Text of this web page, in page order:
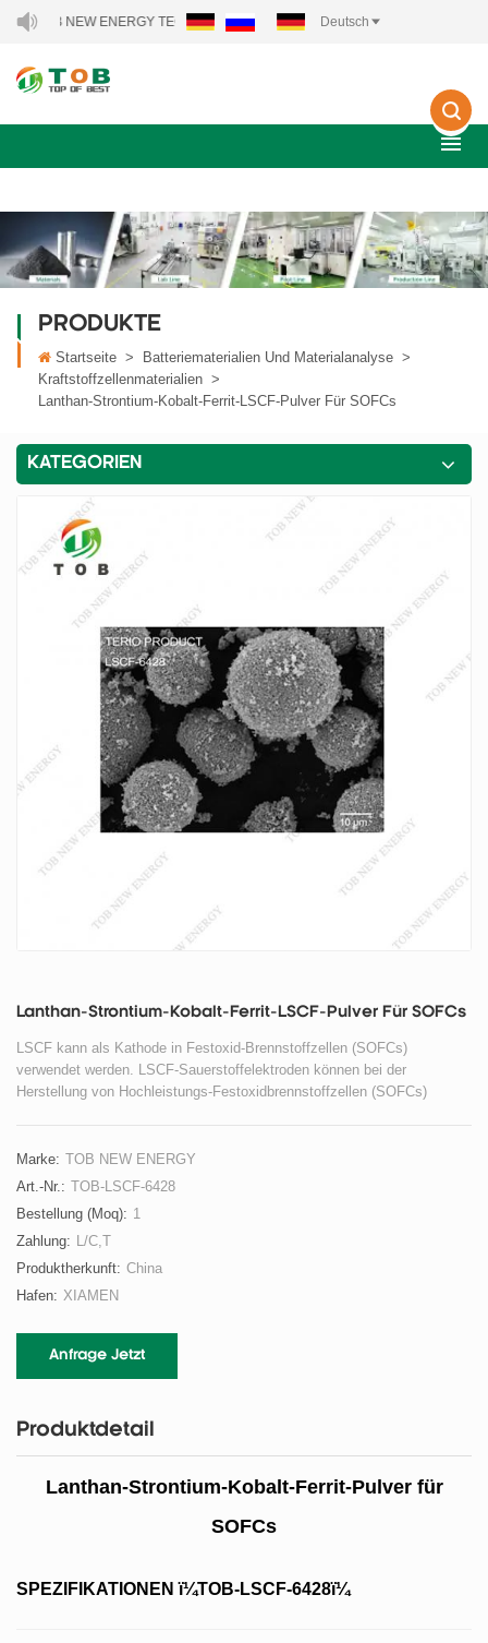
NEW ENERGY TECHNOLOGY CO., LTD.. Deutsch
PRODUKTE
Startseite > Batteriematerialien Und Materialanalyse >
Kraftstoffzellenmaterialien >
Lanthan-Strontium-Kobalt-Ferrit-LSCF-Pulver Für SOFCs
KATEGORIEN
Lanthan-Strontium-Kobalt-Ferrit-LSCF-Pulver Für SOFCs
LSCF kann als Kathode in Festoxid-Brennstoffzellen (SOFCs)
verwendet werden. LSCF-Sauerstoffelektroden können bei der
Herstellung von Hochleistungs-Festoxidbrennstoffzellen (SOFCs)
Marke: TOB NEW ENERGY
Art.-Nr.: TOB-LSCF-6428
Bestellung (moq): 1
Zahlung: L/C,T
Produktherkunft: China
Hafen: XIAMEN
Anfrage Jetzt
Produktdetail
Lanthan-Strontium-Kobalt-Ferrit-Pulver für
SOFCs
SPEZIFIKATIONEN ï¼TOB-LSCF-6428ï¼